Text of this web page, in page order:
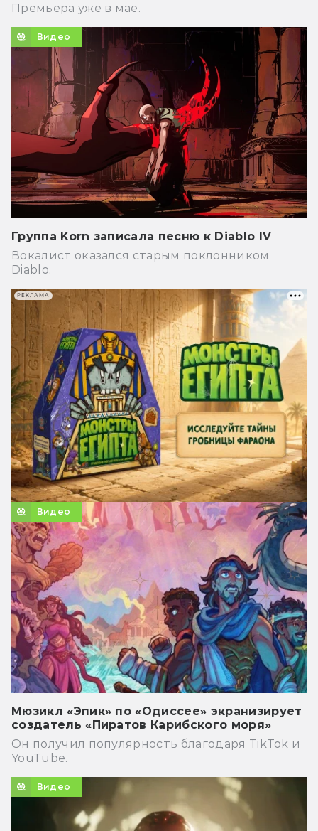
Премьера уже в мае.
Видео
Группа Korn записала песню к Diablo IV
Вокалист оказался старым поклонником
Diablo.
Видео
Мюзикл «Эпик» по «Одиссее» экранизирует
создатель «Пиратов Карибского моря»
Он получил популярность благодаря TikTok и
YouTube.
Видео
РЕКЛАМА